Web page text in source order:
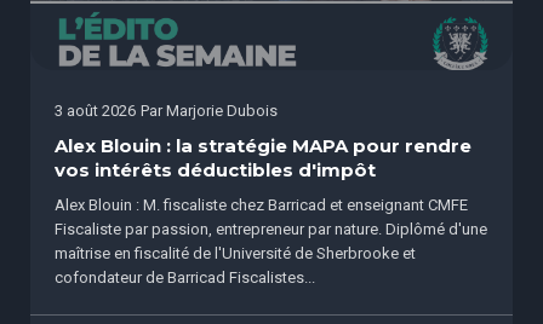
3 août 2026 Par Marjorie Dubois
Alex Blouin : la stratégie MAPA pour rendre
vos intérêts déductibles d'impôt
Alex Blouin : M. fiscaliste chez Barricad et enseignant CMFE
Fiscaliste par passion, entrepreneur par nature. Diplômé d'une
maîtrise en fiscalité de l'Université de Sherbrooke et
cofondateur de Barricad Fiscalistes...